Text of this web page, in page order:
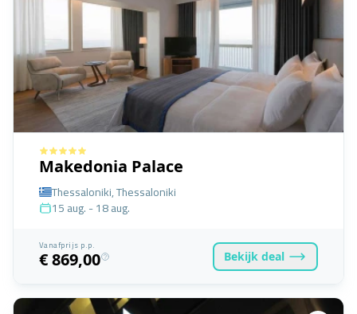
Makedonia Palace
Thessaloniki, Thessaloniki
15 aug. - 18 aug.
Vanafprijs p.p.
€ 869,00 Bekijk deal